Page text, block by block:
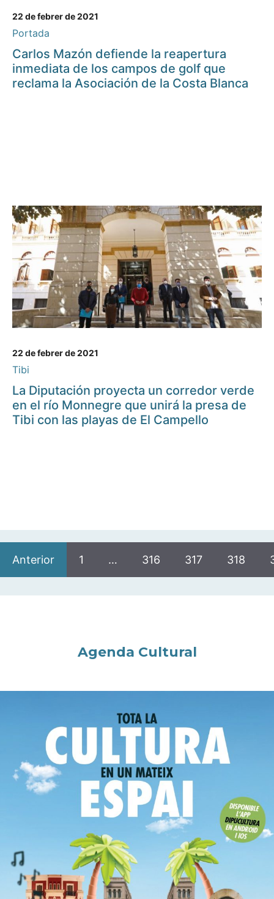
22 de febrer de 2021
Portada
Carlos Mazón defiende la reapertura
inmediata de los campos de golf que
reclama la Asociación de la Costa Blanca
22 de febrer de 2021
Tibi
La Diputación proyecta un corredor verde
en el río Monnegre que unirá la presa de
Tibi con las playas de El Campello
Anterior 1 … 316 317 318
Agenda Cultural